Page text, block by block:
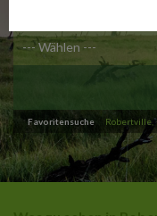
Favoritensuche Robertville